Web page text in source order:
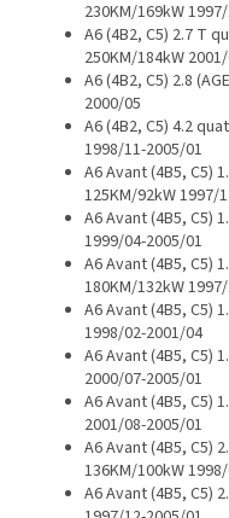
230KM/169kW
A6 (4B2, C5) 2.7 T
250KM/184kW
A6 (4B2, C5) 2.8
2000/05
A6 (4B2, C5) 4.2
1998/11-2005/01
A6 Avant (4B5, C5)
125KM/92kW 1997/
A6 Avant (4B5, C5)
1999/04-2005/01
A6 Avant (4B5, C5)
180KM/132kW
A6 Avant (4B5, C5)
1998/02-2001/04
A6 Avant (4B5, C5)
2000/07-2005/01
A6 Avant (4B5, C5)
2001/08-2005/01
A6 Avant (4B5, C5)
136KM/100kW
A6 Avant (4B5, C5)